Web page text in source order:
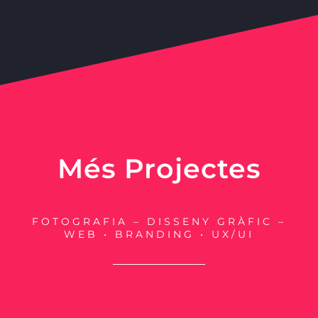
Més Projectes
FOTOGRAFIA – DISSENY GRÀFIC –
WEB • BRANDING • UX/UI